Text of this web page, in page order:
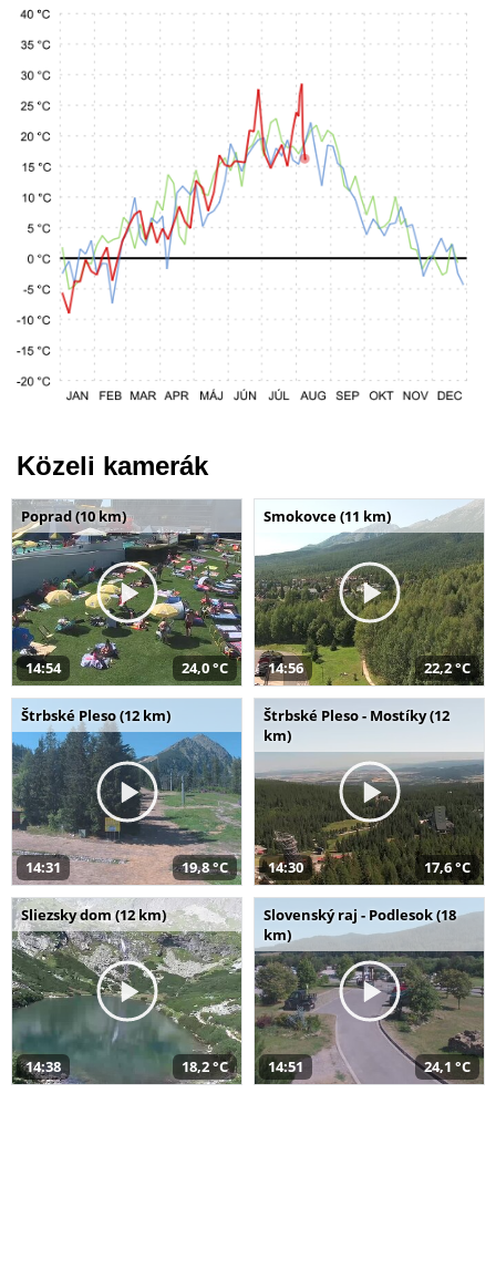
Közeli kamerák
Poprad (10 km)
14:54 24,0 °C
Smokovce (11 km)
14:56 22,2 °C
Štrbské Pleso (12 km)
14:31 19,8 °C
Štrbské Pleso - Mostíky (12
km)
14:30 17,6 °C
Sliezsky dom (12 km)
14:38 18,2 °C
Slovenský raj - Podlesok (18
km)
14:51 24,1 °C